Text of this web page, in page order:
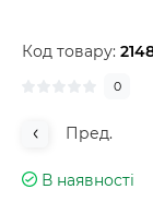
Код товару:
0
Пред.
В наявності